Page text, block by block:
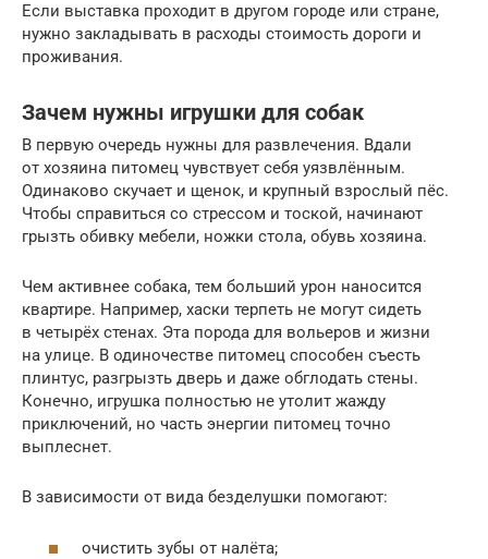
Если выставка проходит в другом городе или стране,
нужно закладывать в расходы стоимость дороги и
проживания.
Зачем нужны игрушки для собак
В первую очередь нужны для развлечения. Вдали
от хозяина питомец чувствует себя уязвлённым.
Одинаково скучает и щенок, и крупный взрослый пёс.
Чтобы справиться со стрессом и тоской, начинают
грызть обивку мебели, ножки стола, обувь хозяина.
Чем активнее собака, тем больший урон наносится
квартире. Например, хаски терпеть не могут сидеть
в четырёх стенах. Эта порода для вольеров и жизни
на улице. В одиночестве питомец способен съесть
плинтус, разгрызть дверь и даже обглодать стены.
Конечно, игрушка полностью не утолит жажду
приключений, но часть энергии питомец точно
выплеснет.
В зависимости от вида безделушки помогают:
очистить зубы от налёта;